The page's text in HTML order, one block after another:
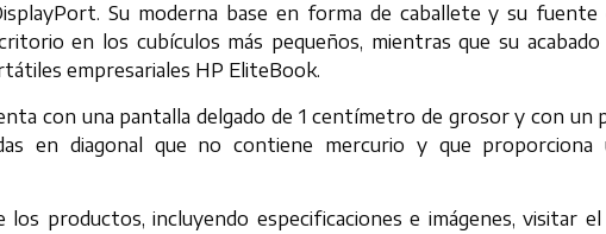
Su moderna base en forma de caballete y su fuente
en los cubículos más pequeños, mientras que su acabado
empresariales HP EliteBook.
con una pantalla delgado de 1 centímetro de grosor y con un
en diagonal que no contiene mercurio y que proporciona
productos, incluyendo especificaciones e imágenes, visitar el